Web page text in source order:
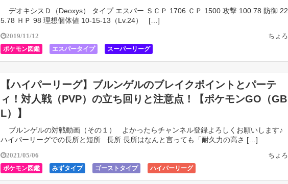
デオキシスＤ（Deoxys） タイプ エスパー ＳＣＰ 1706 ＣＰ 1500 攻撃 100.78 防御 22
5.78 ＨＰ 98 理想個体値 10-15-13（Lv.24） […]
2019/11/12
ポケモン図鑑 エスパータイプ スーパーリーグ
ちょろ
【ハイパーリーグ】ブルンゲルのブレイクポイントとパーテ
ィ！対人戦（PVP）の立ち回りと注意点！【ポケモンGO（GB
L）】
ブルンゲルの対戦動画（その１） よかったらチャンネル登録よろしくお願いします♪
ハイパーリーグでの長所と短所 長所 長所はなんと言っても「耐久力の高さ […]
2021/05/06
ポケモン図鑑 みずタイプ ゴーストタイプ ハイパーリーグ
ちょろ